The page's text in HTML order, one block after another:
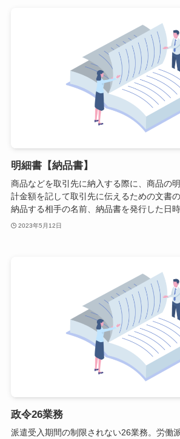
明細書【納品書】
商品などを取引先に納入する際に、商品の
計金額を記して取引先に伝えるための文書
納品する相手の名前、納品書を発行した日時
2023年5月12日
政令26業務
派遣受入期間の制限されない26業務。労働